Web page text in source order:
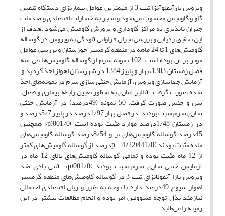
ویروس پارآنفلوآنزا تیپ 3 از مهمترین عوامل بیماریزای دستگاه تنفس
گاو و گاومیش محسوب می‌شود و منجر به خسارات اقتصادی و صدمات
جبران ناپذیری به مراکز گاوداری و پرورش گاومیش می‌شود .هدف از
این تحقیق ردیابی و بررسی میزان فراوانی آلودگی به ویروس در گوساله
گاومیش‌های 1 تا 24 ماهه در منطقه گرمسیر خوزستان و بررسی عوامل
موثر بر آن بوده است. 102 نمونه سرم از‌ ‌گوساله گاومیش‌ها طی سه
فصل زمستان 1383، بهار و پاییز 1384 در شهرستان اهواز اخذ گردید و ‌
آزمایش جداسازی ویروس، آزمایش خنثی سازی سرم در نمونه‌های اخذ
شده صورت گرفت. آنالیز آماری به منظور تعیین رابطه بیماری و فصل،
سن و جنس صورت گرفت. 50 نمونه (49درصد) در آزمایش خنثی
سازی سرم مثبت بودند. در فصل بهار 1/97درصد در پاییز 5/7درصد و
در زمستان 1/48درصد موارد مثبت بوده است ‌)001/0(p<‌ همچنین
45درصد گوساله گاومیش‌های نر و 8/54درصد گوساله گاومیش‌های
ماده مثبت بودند ‌)441/0(p=. 4/22درصد از گوساله گاومیش‌های کمتر
از 12 ماه مثبت بوده و تمامی گوساله گاومیش‌های بالای 12 ماه در
آزمایش خنثی سازی سرم مثبت بودند ‌)001/0(p<‌. آنتی بادی ضد
ویروس پارا آنفولانزای تیپ 3 در گوساله گاومیش‌های منطقه گرمسیر
اهواز شیوع 49درصد دارد با توجه به ضرر و زیان اقتصادی احتمالی
نیازمند بذل توجه مسوولین امر بوده و انجام مطالعات بیشتر در این
زمینه را می‌طلبد.